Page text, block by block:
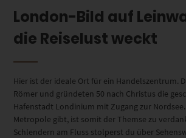
London-Bild auf
die Reiselust weckt
Hier ist der ideale Ort für ein Handelszentrum.
Römer und gründeten 50 nach Christus die
Hafenstadt Londinium mit Zugang zur Nordsee.
Metropole gibt, ist somit der Themse zu
Schlendern am Fluss stolperst du über